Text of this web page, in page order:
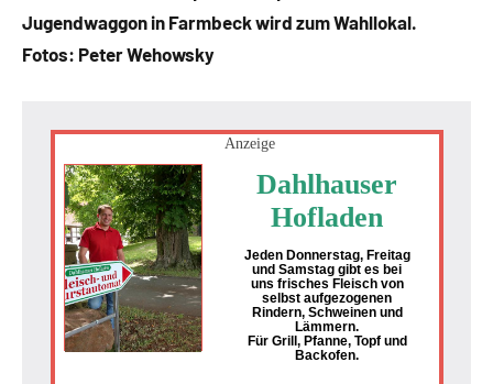
Jugendwaggon in Farmbeck wird zum Wahllokal.
Fotos: Peter Wehowsky
Anzeige
Dahlhauser
Hofladen
Jeden Donnerstag, Freitag
und Samstag gibt es bei
uns frisches Fleisch von
selbst aufgezogenen
Rindern, Schweinen und
Lämmern.
Für Grill, Pfanne, Topf und
Backofen.